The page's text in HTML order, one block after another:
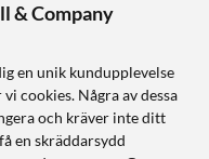
& Company
en unik kundupplevelse
cookies. Några av dessa
och kräver inte ditt
en skräddarsydd